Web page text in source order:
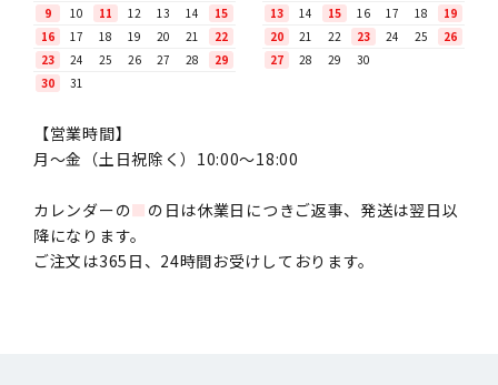
9
10 11 12 13 14
15
16
17 18 19 20 21
22
23
24 25 26 27 28
29
30
31
13
14 15 16 17 18
19
20
21 22 23 24 25
26
27
28 29 30
【営業時間】
月〜金（土日祝除く）10:00～18:00
カレンダーの■ の日は休業日につきご返事、発送は翌日以
降になります。
ご注文は365日、24時間お受けしております。